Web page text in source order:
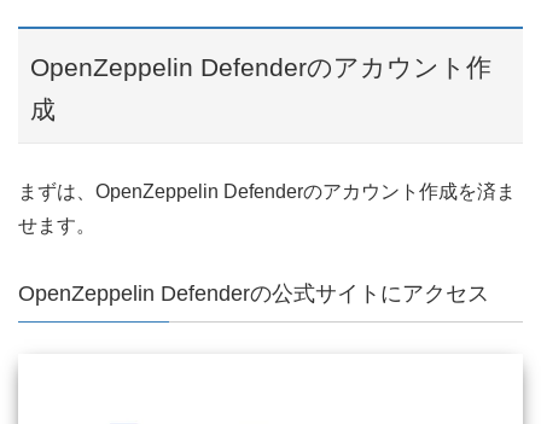
OpenZeppelin Defenderのアカウント作
成
まずは、OpenZeppelin Defenderのアカウント作成を済ま
せます。
OpenZeppelin Defenderの公式サイトにアクセス